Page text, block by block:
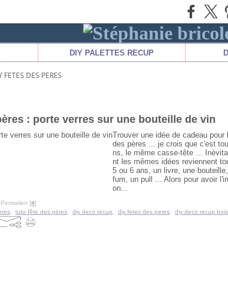
DIY PALETTES RECUP
FETES DES PERES
: porte verres sur une bouteille de vin
Trouver une idée de cadeau pour
des pères ... je crois que c'est
ns, le même casse-tête ...
nt les mêmes idées reviennent
5 ou 6 ans, un livre, une
fum, un pull ... Alors pour avoir
on...
[#]
tuto fête des pères diy deco recup diy fetes des peres diy deco recup bois